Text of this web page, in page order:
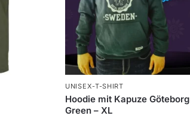
UNISEX-T-SHIRT
Hoodie mit Kapuze Göteborg
Green – XL